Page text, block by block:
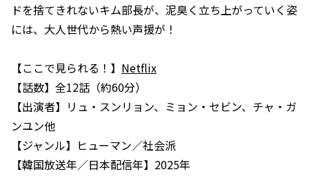
ドを捨てきれないキム部長が、泥臭く立ち上がっていく姿
には、大人世代から熱い声援が！
【ここで見られる！】 Netflix
【話数】全12話（約60分）
【出演者】リュ・スンリョン、ミョン・セビン、チャ・ガ
ンユン他
【ジャンル】ヒューマン／社会派
【韓国放送年／日本配信年】2025年